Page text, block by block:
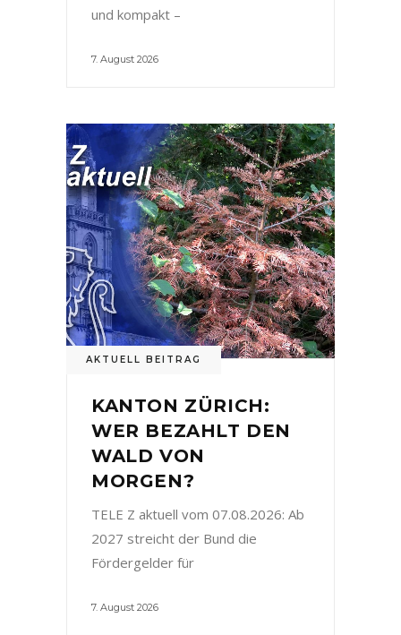
und kompakt –
7. August 2026
AKTUELL BEITRAG
KANTON ZÜRICH:
WER BEZAHLT DEN
WALD VON
MORGEN?
TELE Z aktuell vom 07.08.2026: Ab
2027 streicht der Bund die
Fördergelder für
7. August 2026